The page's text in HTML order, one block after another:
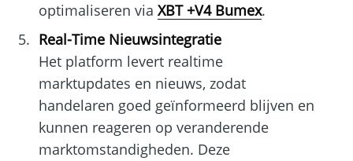
optimaliseren via XBT +V4 Bumex.
Real-Time Nieuwsintegratie
Het platform levert realtime
marktupdates en nieuws, zodat
handelaren goed geïnformeerd blijven en
kunnen reageren op veranderende
marktomstandigheden. Deze